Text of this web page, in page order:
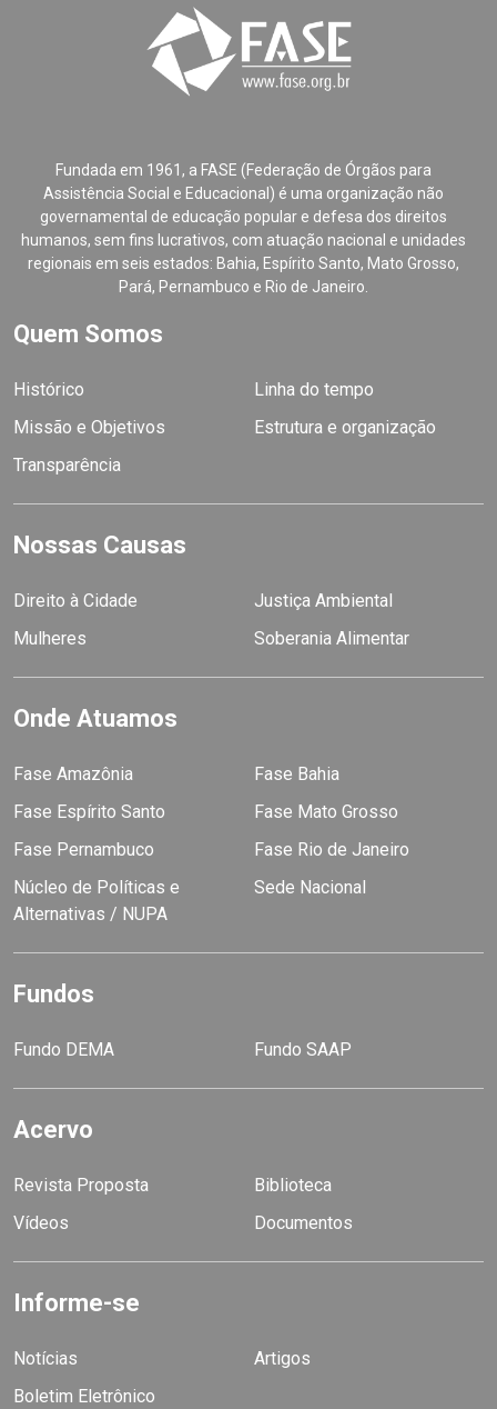
Fundada em 1961, a FASE (Federação de Órgãos para
Assistência Social e Educacional) é uma organização não
governamental de educação popular e defesa dos direitos
humanos, sem fins lucrativos, com atuação nacional e unidades
regionais em seis estados: Bahia, Espírito Santo, Mato Grosso,
Pará, Pernambuco e Rio de Janeiro.
Quem Somos
Histórico
Linha do tempo
Missão e Objetivos
Estrutura e organização
Transparência
Nossas Causas
Direito à Cidade
Justiça Ambiental
Mulheres
Soberania Alimentar
Onde Atuamos
Fase Amazônia
Fase Bahia
Fase Espírito Santo
Fase Mato Grosso
Fase Pernambuco
Fase Rio de Janeiro
Núcleo de Políticas e
Alternativas / NUPA
Sede Nacional
Fundos
Fundo DEMA Fundo SAAP
Acervo
Revista Proposta
Biblioteca
Vídeos
Documentos
Informe-se
Notícias
Artigos
Boletim Eletrônico